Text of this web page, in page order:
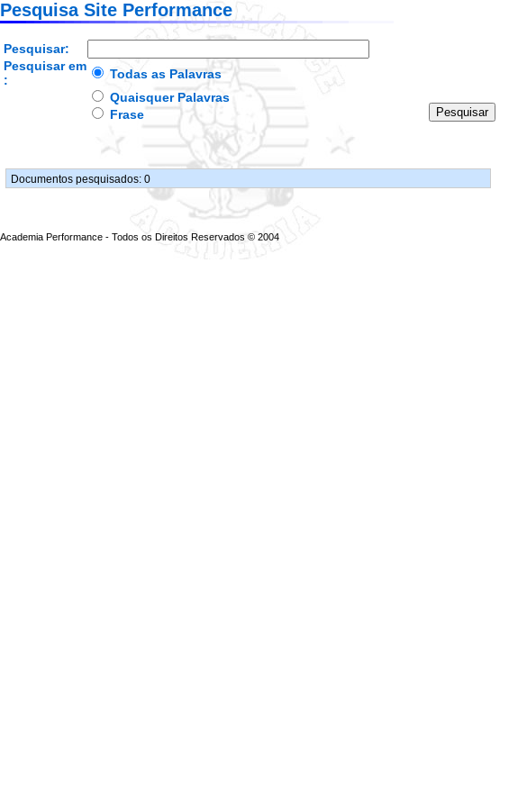
Pesquisa Site Performance
Pesquisar:
Pesquisar em
:
Todas as Palavras
Quaisquer Palavras
Frase
Documentos pesquisados: 0
Academia Performance - Todos os Direitos Reservados © 2004